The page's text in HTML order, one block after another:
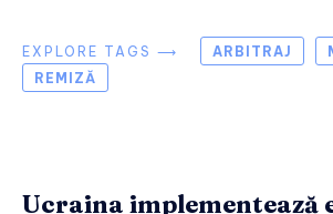
EXPLORE TAGS ⟶ ARBITRAJ
REMIZĂ
Ucraina implementează